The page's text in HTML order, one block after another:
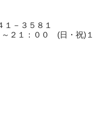
－３５８１
～２１：００ (日・祝)１